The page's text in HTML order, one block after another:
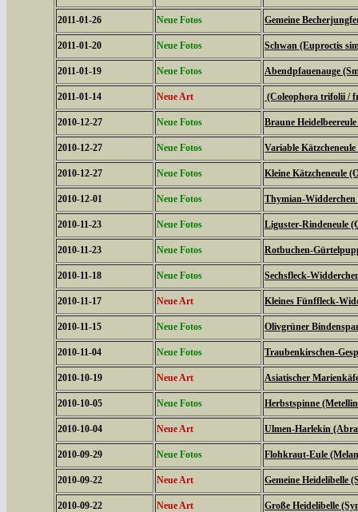
2011-01-26 Neue Fotos Gemeine
2011-01-20 Neue Fotos Schwan (Euproctis
2011-01-19 Neue Fotos Abendpfauenauge
2011-01-14 Neue Art (Coleophora trifolii /
2010-12-27 Neue Fotos Braune
2010-12-27 Neue Fotos Variable
2010-12-27 Neue Fotos Kleine Kätzcheneule
2010-12-01 Neue Fotos Thymian-
2010-11-23 Neue Fotos Liguster-Rindeneule
2010-11-23 Neue Fotos Rotbuchen-
2010-11-18 Neue Fotos Sechsfleck-
2010-11-17 Neue Art Kleines Fünffleck-
2010-11-15 Neue Fotos Olivgrüner
2010-11-04 Neue Fotos Traubenkirschen-
2010-10-19 Neue Art Asiatischer
2010-10-05 Neue Fotos Herbstspinne
2010-10-04 Neue Art Ulmen-Harlekin
2010-09-29 Neue Fotos Flohkraut-Eule
2010-09-22 Neue Art Gemeine Heidelibelle
2010-09-22 Neue Art Große Heidelibelle